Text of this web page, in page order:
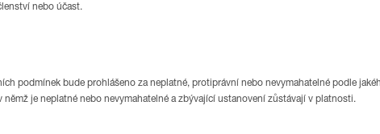
nebo účast.
podmínek bude prohlášeno za neplatné, protiprávní nebo nevymahatelné podle
je neplatné nebo nevymahatelné a zbývající ustanovení zůstávají v platnosti.